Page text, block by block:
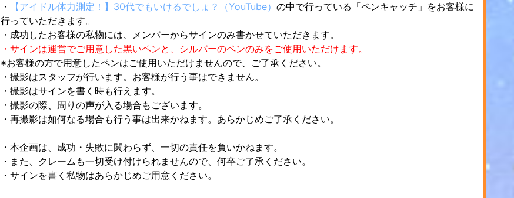
・ 【アイドル体力測定！】30代でもいけるでしょ？（YouTube） の中で行っている「ペンキャッチ」をお客様に
行っていただきます。
・成功したお客様の私物には、メンバーからサインのみ書かせていただきます。
・サインは運営でご用意した黒いペンと、シルバーのペンのみをご使用いただけます。
※お客様の方で用意したペンはご使用いただけませんので、ご了承ください。
・撮影はスタッフが行います。お客様が行う事はできません。
・撮影はサインを書く時も行えます。
・撮影の際、周りの声が入る場合もございます。
・再撮影は如何なる場合も行う事は出来かねます。あらかじめご了承ください。
・本企画は、成功・失敗に関わらず、一切の責任を負いかねます。
・また、クレームも一切受け付けられませんので、何卒ご了承ください。
・サインを書く私物はあらかじめご用意ください。